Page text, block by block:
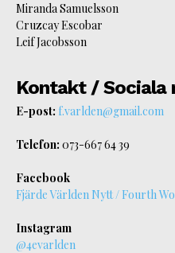
Miranda Samuelsson
Cruzcay Escobar
Leif Jacobsson
Kontakt / Sociala
E-post: f.varlden@gmail.com
Telefon: 073-667 64 39
Facebook
Fjärde Världen Nytt / Fourth
Instagram
@4evarlden